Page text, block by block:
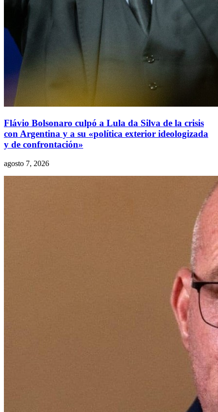
Flávio Bolsonaro culpó a Lula da Silva de la crisis
con Argentina y a su «política exterior ideologizada
y de confrontación»
agosto 7, 2026